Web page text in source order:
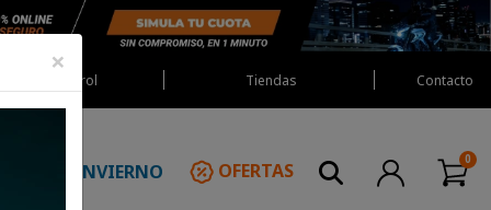
Red Castrol Tiendas Contacto
INVIERNO OFERTAS
×